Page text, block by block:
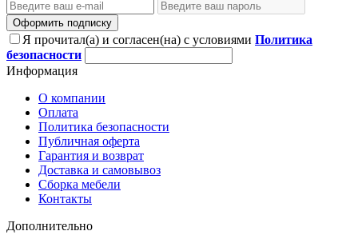
Оформить подписку
Я прочитал(а) и согласен(на) с условиями Политика
безопасности
Информация
О компании
Оплата
Политика безопасности
Публичная оферта
Гарантия и возврат
Доставка и самовывоз
Сборка мебели
Контакты
Дополнительно